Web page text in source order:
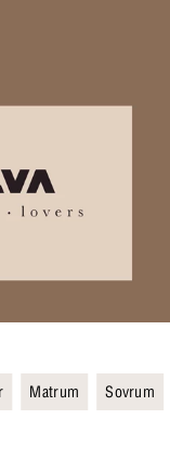
Matrum Sovrum